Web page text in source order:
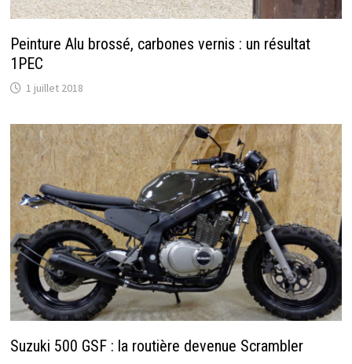
Peinture Alu brossé, carbones vernis : un résultat
1PEC
1 juillet 2018
Suzuki 500 GSF : la routière devenue Scrambler